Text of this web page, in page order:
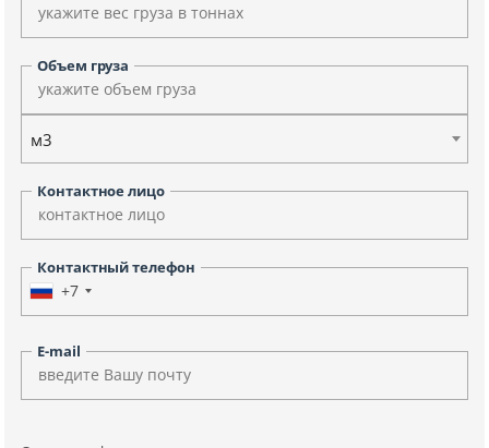
Объем груза
м3
Контактное лицо
Контактный телефон
+7
E-mail